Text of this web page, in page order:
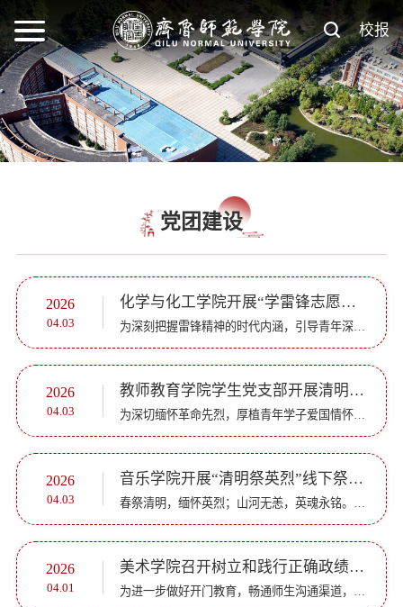
校报
党团建设
2026
04.03
化学与化工学院开展“学雷锋志愿服务月”系列主题活动
为深刻把握雷锋精神的时代内涵，引导青年深刻感悟榜样力量，3月份，化学与化工学院组织开展“学雷锋志愿服务月”系列主题活动，引导青年学生努力做新时代雷锋精神的传承者、践行者、传播者。精准服务践初心 奋楫...
2026
04.03
教师教育学院学生党支部开展清明扫墓活动
为深切缅怀革命先烈，厚植青年学子爱国情怀，强化党团组织凝聚力，4月2日，教师教育学院学生党支部组织师生党员、入党积极分子及团员代表前往章丘烈士陵园，开展“清明祭英烈，薪火永相传”扫墓活动，以实际行动...
2026
04.03
音乐学院开展“清明祭英烈”线下祭扫活动
春祭清明，缅怀英烈；山河无恙，英魂永铭。在庆祝中国共产党成立105周年、纪念红军长征胜利90周年的重要时刻，为认真贯彻落实退役军人事务部、中央网信办、共青团中央、全国少工委联合印发的《关于开展“追寻·202...
2026
04.01
美术学院召开树立和践行正确政绩观学习教育学生代表座谈会
为进一步做好开门教育，畅通师生沟通渠道，推动树立和践行正确政绩观学习教育走深走实，近期，美术学院先后组织召开2025级学生代表座谈会、自律委宿管部成员座谈会、自律委劳动卫生部成员座谈会，面对面听取学生...